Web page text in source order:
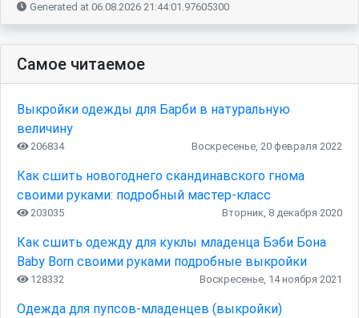
Generated at 06.08.2026 21:44:01.97605300
Самое читаемое
Выкройки одежды для Барби в натуральную
величину
206834 Воскресенье, 20 февраля 2022
Как сшить новогоднего скандинавского гнома
своими руками: подробный мастер-класс
203035 Вторник, 8 декабря 2020
Как сшить одежду для куклы младенца Бэби Бона
Baby Born своими руками подробные выкройки
128332 Воскресенье, 14 ноября 2021
Одежда для пупсов-младенцев (выкройки)